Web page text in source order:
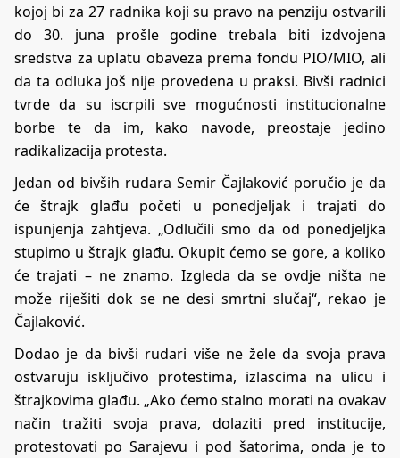
kojoj bi za 27 radnika koji su pravo na penziju ostvarili
do 30. juna prošle godine trebala biti izdvojena
sredstva za uplatu obaveza prema fondu PIO/MIO, ali
da ta odluka još nije provedena u praksi. Bivši radnici
tvrde da su iscrpili sve mogućnosti institucionalne
borbe te da im, kako navode, preostaje jedino
radikalizacija protesta.
Jedan od bivših rudara Semir Čajlaković poručio je da
će štrajk glađu početi u ponedjeljak i trajati do
ispunjenja zahtjeva. „Odlučili smo da od ponedjeljka
stupimo u štrajk glađu. Okupit ćemo se gore, a koliko
će trajati – ne znamo. Izgleda da se ovdje ništa ne
može riješiti dok se ne desi smrtni slučaj“, rekao je
Čajlaković.
Dodao je da bivši rudari više ne žele da svoja prava
ostvaruju isključivo protestima, izlascima na ulicu i
štrajkovima glađu. „Ako ćemo stalno morati na ovakav
način tražiti svoja prava, dolaziti pred institucije,
protestovati po Sarajevu i pod šatorima, onda je to